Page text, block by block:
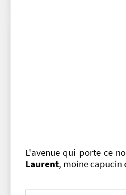
L'avenue qui porte ce
Laurent, moine capucin